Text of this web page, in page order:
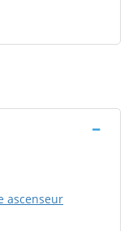
ascenseur